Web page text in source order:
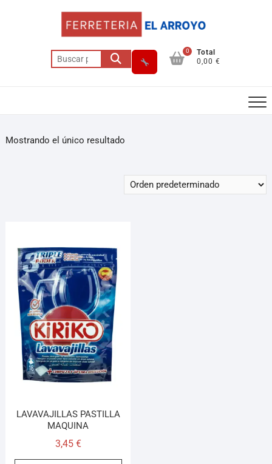
0
Total
0,00 €
Mostrando el único resultado
LAVAVAJILLAS PASTILLA
MAQUINA
3,45 €
¡Hola! Soy el asesor virtual de Ferretería El Arroyo.
Cuéntame qué necesitas y te ayudo a encontrarlo,
aunque no sepas el nombre exacto